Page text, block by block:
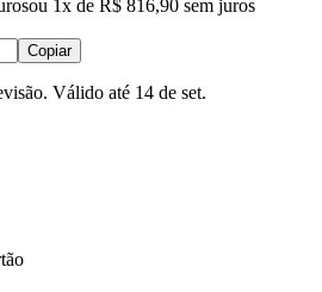
ou 1 x de R$ 816,90 sem juros
Copiar
Válido até 14 de set.